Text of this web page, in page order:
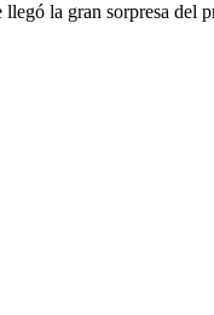
la gran sorpresa del